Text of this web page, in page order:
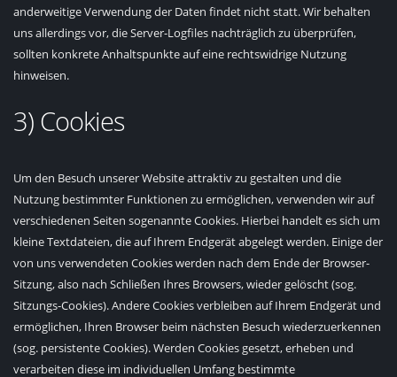
anderweitige Verwendung der Daten findet nicht statt. Wir behalten
uns allerdings vor, die Server-Logfiles nachträglich zu überprüfen,
sollten konkrete Anhaltspunkte auf eine rechtswidrige Nutzung
hinweisen.
3) Cookies
Um den Besuch unserer Website attraktiv zu gestalten und die
Nutzung bestimmter Funktionen zu ermöglichen, verwenden wir auf
verschiedenen Seiten sogenannte Cookies. Hierbei handelt es sich um
kleine Textdateien, die auf Ihrem Endgerät abgelegt werden. Einige der
von uns verwendeten Cookies werden nach dem Ende der Browser-
Sitzung, also nach Schließen Ihres Browsers, wieder gelöscht (sog.
Sitzungs-Cookies). Andere Cookies verbleiben auf Ihrem Endgerät und
ermöglichen, Ihren Browser beim nächsten Besuch wiederzuerkennen
(sog. persistente Cookies). Werden Cookies gesetzt, erheben und
verarbeiten diese im individuellen Umfang bestimmte